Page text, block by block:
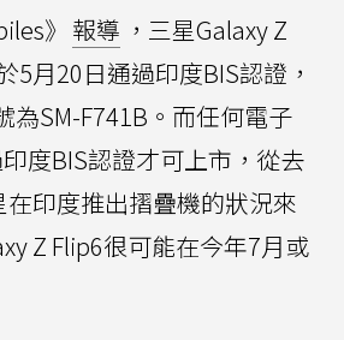
》 報導 ，三星Galaxy Z
5月20日通過印度BIS認證，
為SM-F741B。而任何電子
度BIS認證才可上市，從去
在印度推出摺疊機的狀況來
Z Flip6很可能在今年7月或